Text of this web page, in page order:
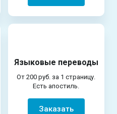
Языковые переводы
От 200 руб. за 1 страницу.
Есть апостиль.
Заказать